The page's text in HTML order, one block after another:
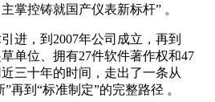
掌控铸就国产仪表新标杆” 。
进，到2007年公司成立，再到
单位、拥有27件软件著作权和47
三十年的时间，走出了一条从
”再到“标准制定”的完整路径 。